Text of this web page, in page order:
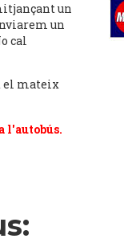
un
un
cal
el mateix
l'autobús.